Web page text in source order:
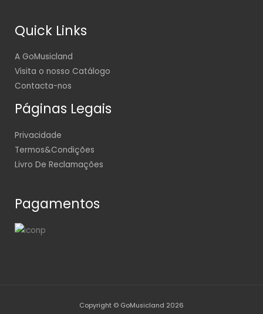
Quick Links
A GoMusicland
Visita o nosso Catálogo
Contacta-nos
Páginas Legais
Privacidade
Termos&Condições
Livro De Reclamações
Pagamentos
Copyright © GoMusicland 2026